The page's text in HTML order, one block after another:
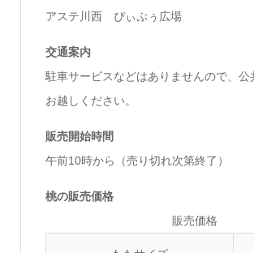
アステ川西 ぴぃぷぅ広場
交通案内
駐車サービスなどはありませんので、公
お越しください。
販売開始時間
午前10時から（売り切れ次第終了）
桃の販売価格
販売価格